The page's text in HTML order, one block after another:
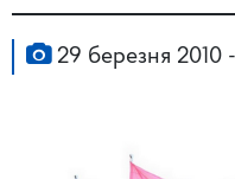
29 березня 2010